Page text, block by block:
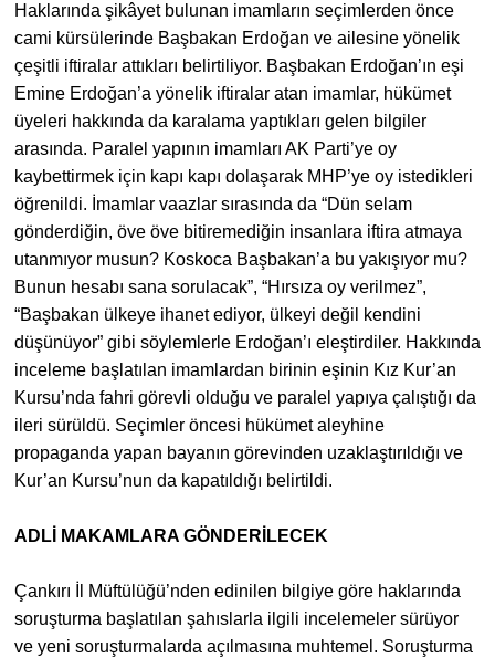
Haklarında şikâyet bulunan imamların seçimlerden önce
cami kürsülerinde Başbakan Erdoğan ve ailesine yönelik
çeşitli iftiralar attıkları belirtiliyor. Başbakan Erdoğan’ın eşi
Emine Erdoğan’a yönelik iftiralar atan imamlar, hükümet
üyeleri hakkında da karalama yaptıkları gelen bilgiler
arasında. Paralel yapının imamları AK Parti’ye oy
kaybettirmek için kapı kapı dolaşarak MHP’ye oy istedikleri
öğrenildi. İmamlar vaazlar sırasında da “Dün selam
gönderdiğin, öve öve bitiremediğin insanlara iftira atmaya
utanmıyor musun? Koskoca Başbakan’a bu yakışıyor mu?
Bunun hesabı sana sorulacak”, “Hırsıza oy verilmez”,
“Başbakan ülkeye ihanet ediyor, ülkeyi değil kendini
düşünüyor” gibi söylemlerle Erdoğan’ı eleştirdiler. Hakkında
inceleme başlatılan imamlardan birinin eşinin Kız Kur’an
Kursu’nda fahri görevli olduğu ve paralel yapıya çalıştığı da
ileri sürüldü. Seçimler öncesi hükümet aleyhine
propaganda yapan bayanın görevinden uzaklaştırıldığı ve
Kur’an Kursu’nun da kapatıldığı belirtildi.
ADLİ MAKAMLARA GÖNDERİLECEK
Çankırı İl Müftülüğü’nden edinilen bilgiye göre haklarında
soruşturma başlatılan şahıslarla ilgili incelemeler sürüyor
ve yeni soruşturmalarda açılmasına muhtemel. Soruşturma